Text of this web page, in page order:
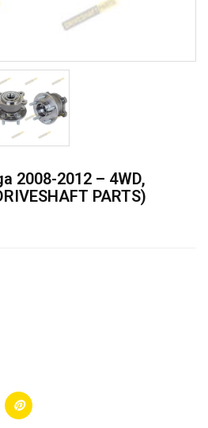
2008-2012 – 4WD,
PARTS)